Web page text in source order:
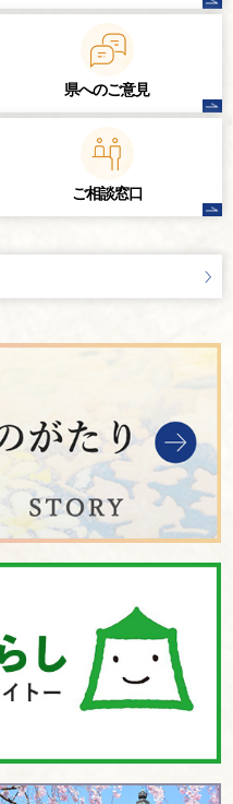
県へのご意見
ご相談窓口